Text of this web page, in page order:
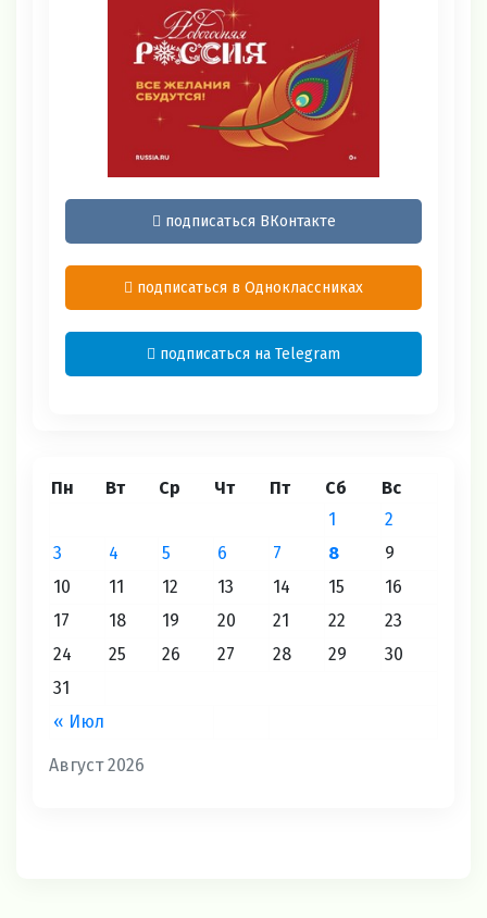
подписаться ВКонтакте
подписаться в Одноклассниках
подписаться на Telegram
Август 2026
Пн Вт Ср Чт Пт Сб Вс
« Июл
1
2
3
4 5 6 7 8
9
10
11 12 13 14 15
16
17
18 19 20 21 22
23
24
25 26 27 28 29
30
31